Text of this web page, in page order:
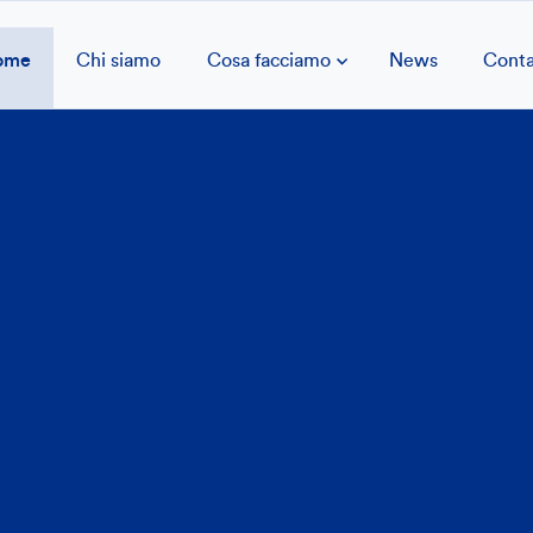
Chi siamo Cosa facciamo News